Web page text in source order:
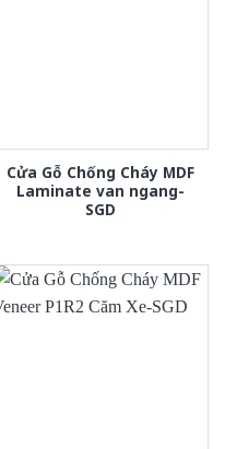
Cửa Gỗ Chống Cháy MDF
Laminate van ngang-
SGD